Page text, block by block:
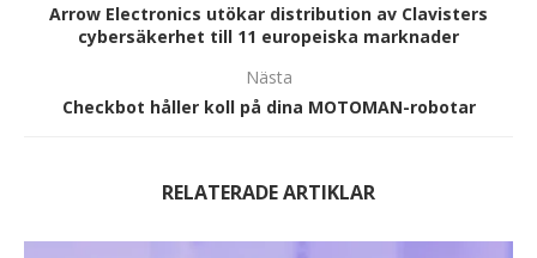
Arrow Electronics utökar distribution av Clavisters
cybersäkerhet till 11 europeiska marknader
Nästa
Checkbot håller koll på dina MOTOMAN-robotar
RELATERADE ARTIKLAR